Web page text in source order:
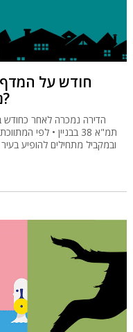
חודש על
נמכרה דירת 3 חדרים בבת ים?
תמ"א 38 בבניין • לפי
ובמקביל מתחילים להופיע